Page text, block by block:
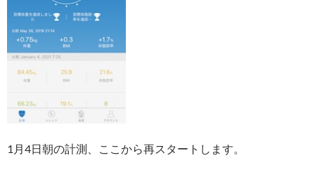
1月4日朝の計測、ここから再スタートします。